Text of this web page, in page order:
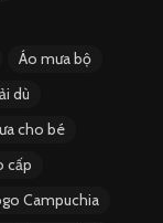
Áo mưa bộ
dù
cho bé
cấp
Campuchia